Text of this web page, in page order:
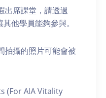
出席課堂，請透過
他學員能夠參與。
拍攝的照片可能會被
(For AIA Vitality